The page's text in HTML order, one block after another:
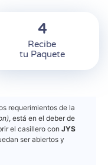
4
Recibe
tu Paquete
requerimientos de la
, está en el deber de
el casillero con JYS
ser abiertos y